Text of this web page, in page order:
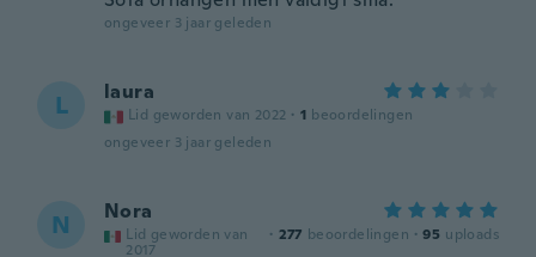
ongeveer 3 jaar geleden
L laura
Lid geworden van 2022 · 1 beoordelingen
ongeveer 3 jaar geleden
N Nora
Lid geworden van
2017
· 277 beoordelingen · 95 uploads